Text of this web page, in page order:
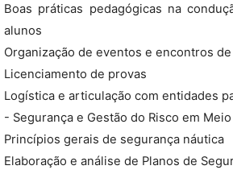
Boas práticas pedagógicas na
alunos
Organização de eventos e encontros
Licenciamento de provas
Logística e articulação com entidades
- Segurança e Gestão do Risco em
Princípios gerais de segurança náutica
Elaboração e análise de Planos de